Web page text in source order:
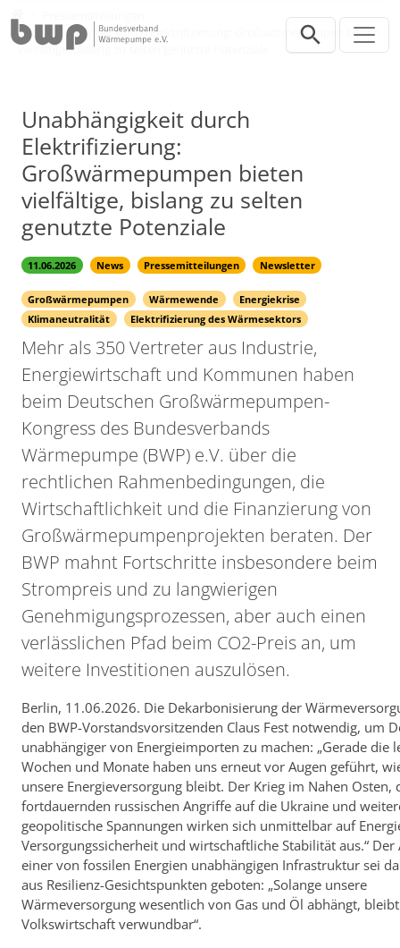
Unabhängigkeit durch Elektrifizierung: Großwärmepumpen bieten
vielfältige, bislang zu selten genutzte Potenziale
Unabhängigkeit durch
Elektrifizierung:
Großwärmepumpen bieten
vielfältige, bislang zu selten
genutzte Potenziale
11.06.2026 News Pressemitteilungen Newsletter
Großwärmepumpen Wärmewende
Energiekrise
Klimaneutralität
Elektrifizierung des Wärmesektors
Mehr als 350 Vertreter aus Industrie,
Energiewirtschaft und Kommunen haben
beim Deutschen Großwärmepumpen-
Kongress des Bundesverbands
Wärmepumpe (BWP) e.V. über die
rechtlichen Rahmenbedingungen, die
Wirtschaftlichkeit und die Finanzierung von
Großwärmepumpenprojekten beraten. Der
BWP mahnt Fortschritte insbesondere beim
Strompreis und zu langwierigen
Genehmigungsprozessen, aber auch einen
verlässlichen Pfad beim CO2-Preis an, um
weitere Investitionen auszulösen.
Berlin, 11.06.2026. Die Dekarbonisierung der
den BWP-Vorstandsvorsitzenden Claus Fest notwendig, um
unabhängiger von Energieimporten zu machen: „Gerade die
Wochen und Monate haben uns erneut vor Augen geführt,
unsere Energieversorgung bleibt. Der Krieg im Nahen Osten,
fortdauernden russischen Angriffe auf die Ukraine und
geopolitische Spannungen wirken sich unmittelbar auf
Versorgungssicherheit und wirtschaftliche Stabilität aus.“ Der
einer von fossilen Energien unabhängigen Infrastruktur sei
aus Resilienz-Gesichtspunkten geboten: „Solange unsere
Wärmeversorgung wesentlich von Gas und Öl abhängt,
Volkswirtschaft verwundbar“.